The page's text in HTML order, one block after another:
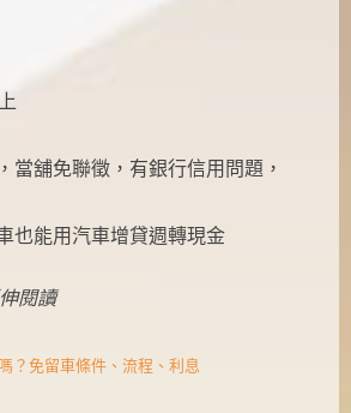
當舖免聯徵，有銀行信用問題，
也能用汽車增貸週轉現金
閱讀
？免留車條件、流程、利息